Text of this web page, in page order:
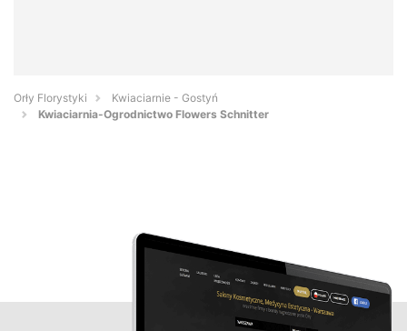
Orły Florystyki
Kwiaciarnie - Gostyń
Kwiaciarnia-Ogrodnictwo Flowers Schnitter